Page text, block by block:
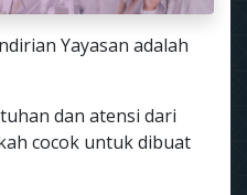
Yayasan adalah
dan atensi dari
cocok untuk dibuat